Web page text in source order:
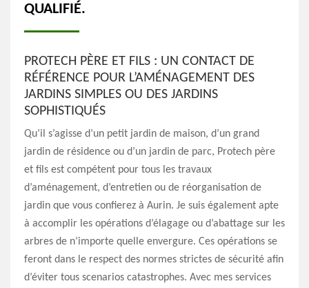
QUALIFIÉ.
PROTECH PÈRE ET FILS : UN CONTACT DE
RÉFÉRENCE POUR L’AMÉNAGEMENT DES
JARDINS SIMPLES OU DES JARDINS
SOPHISTIQUÉS
Qu’il s’agisse d’un petit jardin de maison, d’un grand
jardin de résidence ou d’un jardin de parc, Protech père
et fils est compétent pour tous les travaux
d’aménagement, d’entretien ou de réorganisation de
jardin que vous confierez à Aurin. Je suis également apte
à accomplir les opérations d’élagage ou d’abattage sur les
arbres de n’importe quelle envergure. Ces opérations se
feront dans le respect des normes strictes de sécurité afin
d’éviter tous scenarios catastrophes. Avec mes services